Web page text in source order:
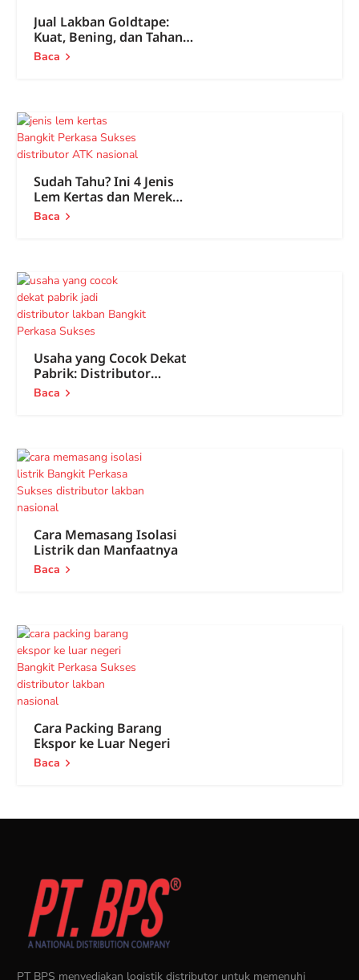
Jual Lakban Goldtape:
Kuat, Bening, dan Tahan
Lama
Baca
Sudah Tahu? Ini 4 Jenis
Lem Kertas dan Merek
Terbaiknya
Baca
Usaha yang Cocok Dekat
Pabrik: Distributor
Lakban dan ATK
Baca
Cara Memasang Isolasi
Listrik dan Manfaatnya
Baca
Cara Packing Barang
Ekspor ke Luar Negeri
Baca
PT BPS menyediakan logistik distributor untuk memenuhi